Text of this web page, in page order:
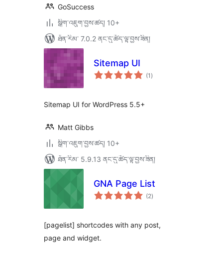
GoSuccess
སྒྲིག་འཇུག་བྱས་ཚད། 10+
ཐོན་རིམ་ 7.0.2 ནང་དུ་ཚོད་ལྟ་བྱས་ཟིན།
Sitemap UI
(1 གདེང་
འཇོག་
)
Sitemap UI for WordPress 5.5+
Matt Gibbs
སྒྲིག་འཇུག་བྱས་ཚད། 10+
ཐོན་རིམ་ 5.9.13 ནང་དུ་ཚོད་ལྟ་བྱས་ཟིན།
GNA Page List
(2གདེང་
འཇོག་
)
[pagelist] shortcodes with any post,
page and widget.